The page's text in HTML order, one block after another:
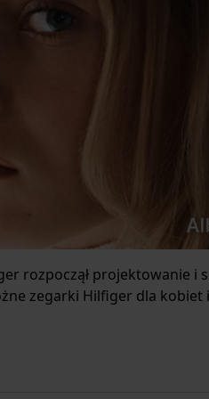
rozpoczął projektowanie i
zegarki Hilfiger dla kobiet